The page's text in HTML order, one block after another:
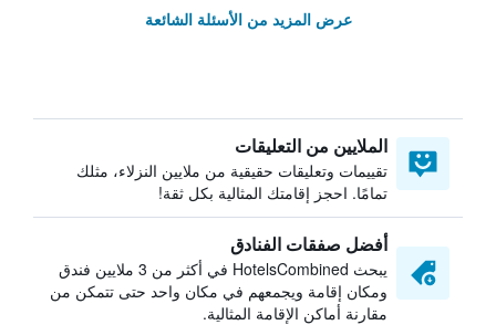
عرض المزيد من الأسئلة الشائعة
الملايين من التعليقات
تقييمات وتعليقات حقيقية من ملايين النزلاء، مثلك
تمامًا. احجز إقامتك المثالية بكل ثقة!
أفضل صفقات الفنادق
يبحث HotelsCombined في أكثر من 3 ملايين فندق
ومكان إقامة ويجمعهم في مكان واحد حتى تتمكن من
مقارنة أماكن الإقامة المثالية.